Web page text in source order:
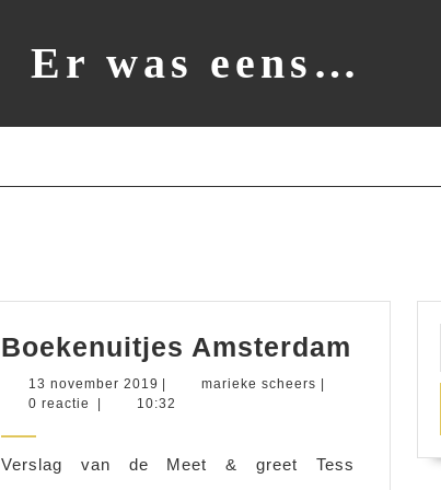
Er was eens…
Boekenuitjes Amsterdam
13 november 2019 13
november
marieke scheers marieke
0 reactie
10:32
Verslag van de Meet & greet Tess